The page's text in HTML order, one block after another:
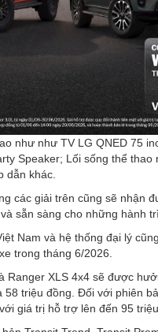
như như TV LG QNED 75
Speaker; Lối sống thể
dẫn khác.
các giải trên cũng sẽ nhận
sẵn sàng cho những hành
Nam và hệ thống đại lý
trong tháng 6/2026.
Ranger XLS 4x4 sẽ được
triệu đồng. Đối với phiên
giá trị hỗ trợ lên đến 95 triệu